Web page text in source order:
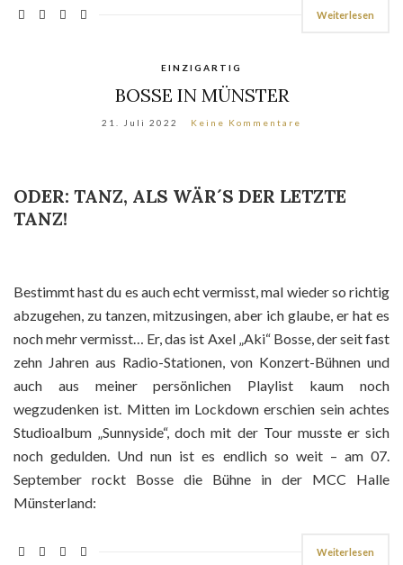
Weiterlesen
EINZIGARTIG
BOSSE IN MÜNSTER
21. Juli 2022 Keine Kommentare
ODER: TANZ, ALS WÄR´S DER LETZTE
TANZ!
Bestimmt hast du es auch echt vermisst, mal wieder so richtig
abzugehen, zu tanzen, mitzusingen, aber ich glaube, er hat es
noch mehr vermisst… Er, das ist Axel „Aki“ Bosse, der seit fast
zehn Jahren aus Radio-Stationen, von Konzert-Bühnen und
auch aus meiner persönlichen Playlist kaum noch
wegzudenken ist. Mitten im Lockdown erschien sein achtes
Studioalbum „Sunnyside“, doch mit der Tour musste er sich
noch gedulden. Und nun ist es endlich so weit – am 07.
September rockt Bosse die Bühne in der MCC Halle
Münsterland:
Weiterlesen